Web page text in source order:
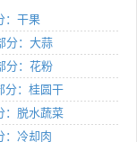
：干果
分：大蒜
分：花粉
分：桂圆干
：脱水蔬菜
：冷却肉